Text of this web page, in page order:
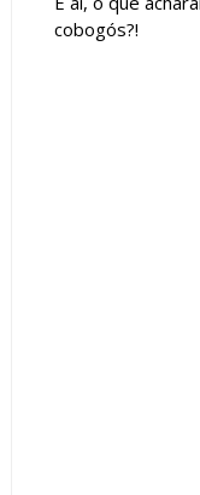
cobogós?!